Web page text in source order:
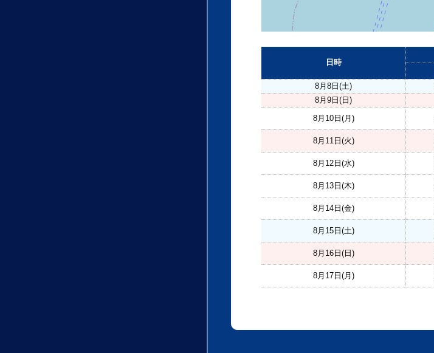
日時
8月8日(土)
8月9日(日)
8月10日(月)
8月11日(火)
8月12日(水)
8月13日(木)
8月14日(金)
8月15日(土)
8月16日(日)
8月17日(月)